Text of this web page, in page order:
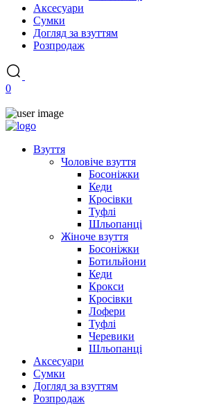
Аксесуари
Сумки
Догляд за взуттям
Розпродаж
0
Взуття
Чоловіче взуття
Босоніжки
Кеди
Кросівки
Туфлі
Шльопанці
Жіноче взуття
Босоніжки
Ботильйони
Кеди
Крокси
Кросівки
Лофери
Туфлі
Черевики
Шльопанці
Аксесуари
Сумки
Догляд за взуттям
Розпродаж